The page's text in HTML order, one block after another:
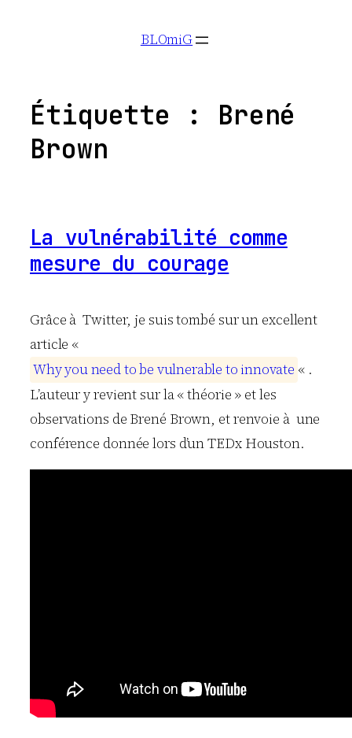
BLOmiG
Étiquette : Brené
Brown
La vulnérabilité comme
mesure du courage
Grâce à Twitter, je suis tombé sur un excellent
article «
Whyyouneedtobe vulnerable to innovate « .
L’auteur y revient sur la « théorie » et les
observations de Brené Brown, et renvoie à une
conférence donnée lors d’un TEDx Houston.